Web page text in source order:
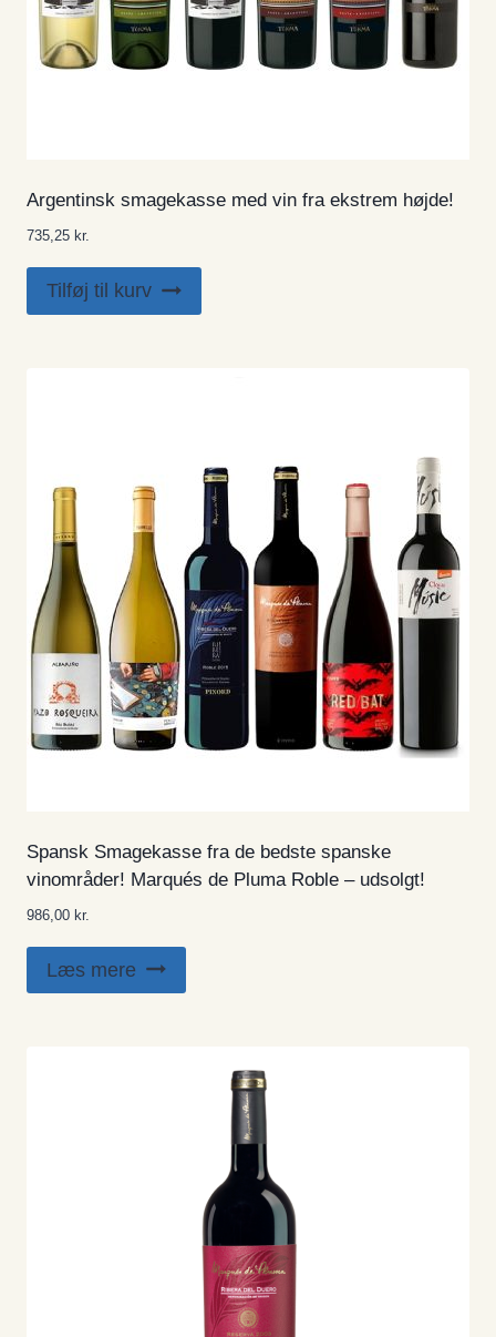
Argentinsk smagekasse med vin fra ekstrem højde!
735,25 kr.
Tilføj til kurv
Spansk Smagekasse fra de bedste spanske
vinområder! Marqués de Pluma Roble – udsolgt!
986,00 kr.
Læs mere